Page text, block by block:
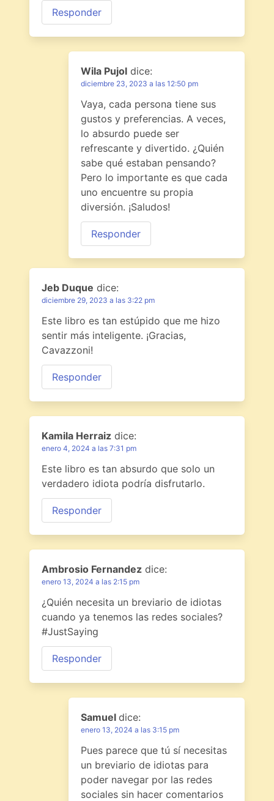
Responder
Wila Pujol dice:
diciembre 23, 2023 a las 12:50 pm
Vaya, cada persona tiene sus
gustos y preferencias. A veces,
lo absurdo puede ser
refrescante y divertido. ¿Quién
sabe qué estaban pensando?
Pero lo importante es que cada
uno encuentre su propia
diversión. ¡Saludos!
Responder
Jeb Duque dice:
diciembre 29, 2023 a las 3:22 pm
Este libro es tan estúpido que me hizo
sentir más inteligente. ¡Gracias,
Cavazzoni!
Responder
Kamila Herraiz dice:
enero 4, 2024 a las 7:31 pm
Este libro es tan absurdo que solo un
verdadero idiota podría disfrutarlo.
Responder
Ambrosio Fernandez dice:
enero 13, 2024 a las 2:15 pm
¿Quién necesita un breviario de idiotas
cuando ya tenemos las redes sociales?
#JustSaying
Responder
Samuel dice:
enero 13, 2024 a las 3:15 pm
Pues parece que tú sí necesitas
un breviario de idiotas para
poder navegar por las redes
sociales sin hacer comentarios